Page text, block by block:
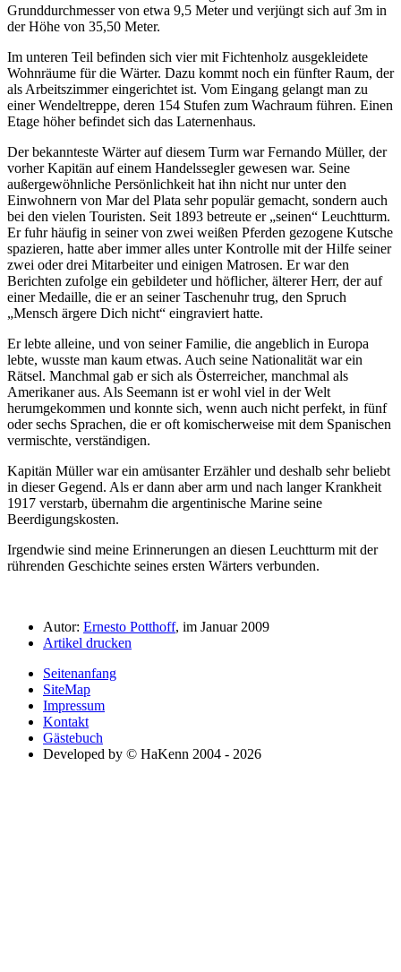
Grunddurchmesser von etwa 9,5 Meter und verjüngt sich auf 3m in
der Höhe von 35,50 Meter.
Im unteren Teil befinden sich vier mit Fichtenholz ausgekleidete
Wohnräume für die Wärter. Dazu kommt noch ein fünfter Raum, der
als Arbeitszimmer eingerichtet ist. Vom Eingang gelangt man zu
einer Wendeltreppe, deren 154 Stufen zum Wachraum führen. Einen
Etage höher befindet sich das Laternenhaus.
Der bekannteste Wärter auf diesem Turm war Fernando Müller, der
vorher Kapitän auf einem Handelssegler gewesen war. Seine
außergewöhnliche Persönlichkeit hat ihn nicht nur unter den
Einwohnern von Mar del Plata sehr populär gemacht, sondern auch
bei den vielen Touristen. Seit 1893 betreute er seinen
Leuchtturm.
Er fuhr häufig in seiner von zwei weißen Pferden gezogene Kutsche
spazieren, hatte aber immer alles unter Kontrolle mit der Hilfe seiner
zwei oder drei Mitarbeiter und einigen Matrosen. Er war den
Berichten zufolge ein gebildeter und höflicher, älterer Herr, der auf
einer Medaille, die er an seiner Taschenuhr trug, den Spruch
Mensch ärgere Dich nicht
eingraviert hatte.
Er lebte alleine, und von seiner Familie, die angeblich in Europa
lebte, wusste man kaum etwas. Auch seine Nationalität war ein
Rätsel. Manchmal gab er sich als Österreicher, manchmal als
Amerikaner aus. Als Seemann ist er wohl viel in der Welt
herumgekommen und konnte sich, wenn auch nicht perfekt, in fünf
oder sechs Sprachen, die er oft komischerweise mit dem Spanischen
vermischte, verständigen.
Kapitän Müller war ein amüsanter Erzähler und deshalb sehr beliebt
in dieser Gegend. Als er dann aber arm und nach langer Krankheit
1917 verstarb, übernahm die argentinische Marine seine
Beerdigungskosten.
Irgendwie sind meine Erinnerungen an diesen Leuchtturm mit der
rührenden Geschichte seines ersten Wärters verbunden.
Autor: Ernesto Potthoff, im Januar 2009
Artikel drucken
Seitenanfang
SiteMap
Impressum
Kontakt
Gästebuch
Developed by © HaKenn 2004 - 2026